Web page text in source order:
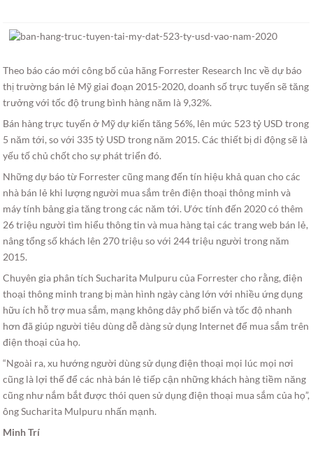
Theo báo cáo mới công bố của hãng Forrester Research Inc về dự báo
thị trường bán lẻ Mỹ giai đoạn 2015-2020, doanh số trực tuyến sẽ tăng
trưởng với tốc độ trung bình hàng năm là 9,32%.
Bán hàng trực tuyến ở Mỹ dự kiến tăng 56%, lên mức 523 tỷ USD trong
5 năm tới, so với 335 tỷ USD trong năm 2015. Các thiết bị di động sẽ là
yếu tố chủ chốt cho sự phát triển đó.
Những dự báo từ Forrester cũng mang đến tín hiệu khả quan cho các
nhà bán lẻ khi lượng người mua sắm trên điện thoại thông minh và
máy tính bảng gia tăng trong các năm tới. Ước tính đến 2020 có thêm
26 triệu người tìm hiểu thông tin và mua hàng tại các trang web bán lẻ,
nâng tổng số khách lên 270 triệu so với 244 triệu người trong năm
2015.
Chuyên gia phân tích Sucharita Mulpuru của Forrester cho rằng, điện
thoại thông minh trang bị màn hình ngày càng lớn với nhiều ứng dụng
hữu ích hỗ trợ mua sắm, mạng không dây phổ biến và tốc độ nhanh
hơn đã giúp người tiêu dùng dễ dàng sử dụng Internet để mua sắm trên
điện thoại của họ.
“Ngoài ra, xu hướng người dùng sử dụng điện thoại mọi lúc mọi nơi
cũng là lợi thế để các nhà bán lẻ tiếp cận những khách hàng tiềm năng
cũng như nắm bắt được thói quen sử dụng điện thoại mua sắm của họ”,
ông Sucharita Mulpuru nhấn mạnh.
Minh Trí